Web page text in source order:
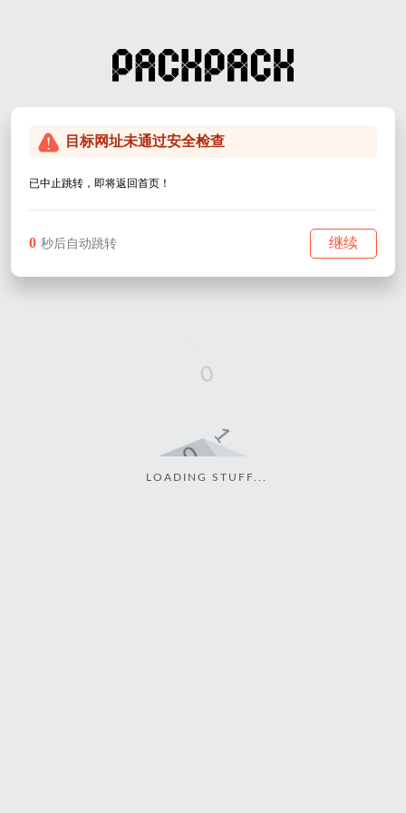
LOADING STUFF...
目标网址未通过安全检查
已中止跳转，即将返回首页！
0 秒后自动跳转 继续